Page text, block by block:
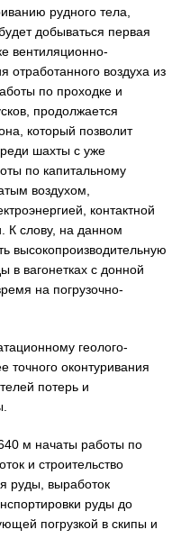
рудного тела,
добываться первая
вентиляционно-
отработанного воздуха из
по проходке и
продолжается
который позволит
шахты с уже
по капитальному
воздухом,
контактной
К слову, на данном
высокопроизводительную
в вагонетках с донной
на погрузочно-
геолого-
точного оконтуривания
потерь и
м начаты работы по
и строительство
руды, выработок
руды до
погрузкой в скипы и